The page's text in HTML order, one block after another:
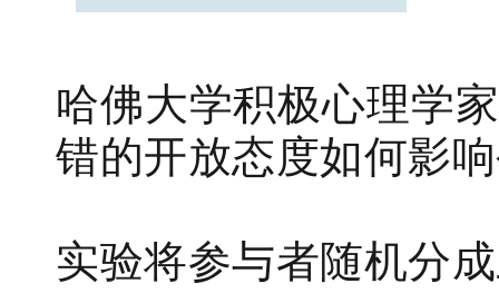
哈佛大学积极心理学
错的开放态度如何影
实验将参与者随机分